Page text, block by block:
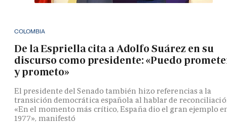
COLOMBIA
De la Espriella cita a Adolfo Suárez en su
discurso como presidente: «Puedo
y prometo»
El presidente del Senado también hizo referencias a la
transición democrática española al hablar de
«En el momento más crítico, España dio el gran ejemplo
1977», manifestó